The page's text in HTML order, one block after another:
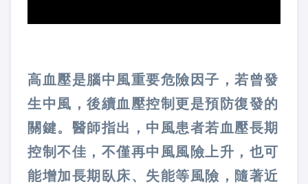
高血壓是腦中風重要危險因子，若曾發
生中風，後續血壓控制更是預防復發的
關鍵。醫師指出，中風患者若血壓長期
控制不佳，不僅再中風風險上升，也可
能增加長期臥床、失能等風險，隨著近